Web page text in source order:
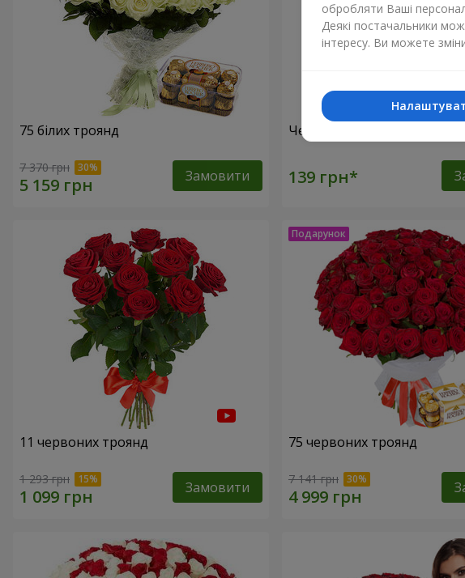
75 білих троянд
7 370 грн Замовити
Червона троянда
11 червоних троянд
1 293 грн Замовити
75 червоних троянд
7 141 грн
обробляти Ваші
Деякі постачальники
інтересу. Ви можете